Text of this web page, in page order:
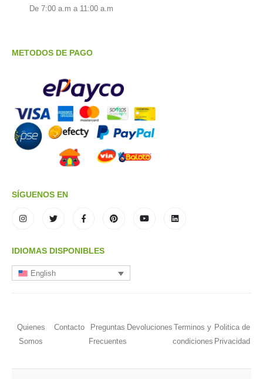
De 7:00 a.m a 11:00 a.m
METODOS DE PAGO
SÍGUENOS EN
IDIOMAS DISPONIBLES
English
Quienes
Somos
Contacto
Preguntas
Frecuentes
Devoluciones Terminos y
condiciones
Politica de
Privacidad